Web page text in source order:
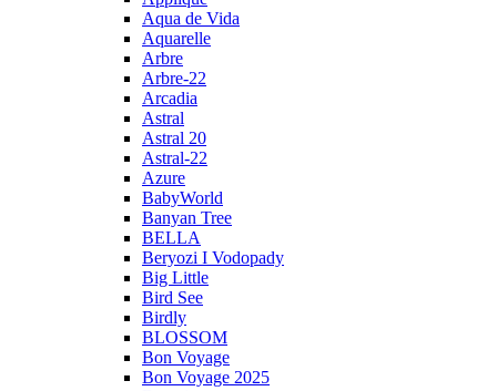
Aqua de Vida
Aquarelle
Arbre
Arbre-22
Arcadia
Astral
Astral 20
Astral-22
Azure
BabyWorld
Banyan Tree
BELLA
Beryozi I Vodopady
Big Little
Bird See
Birdly
BLOSSOM
Bon Voyage
Bon Voyage 2025